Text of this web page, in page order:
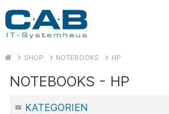
SHOP NOTEBOOKS HP
NOTEBOOKS - HP
KATEGORIEN